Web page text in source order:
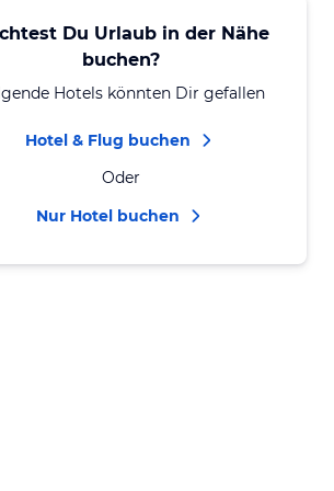
Du Urlaub in der Nähe
buchen?
Hotels könnten Dir gefallen
Hotel & Flug buchen
Oder
Nur Hotel buchen